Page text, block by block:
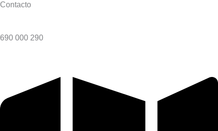
Contacto
690 000 290